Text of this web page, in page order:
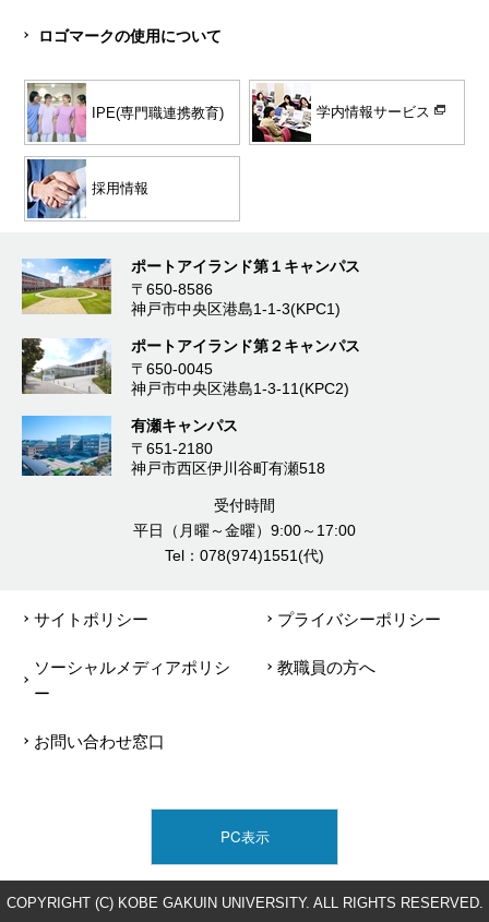
ロゴマークの使用について
IPE(専門職連携教育) 学内情報サービス
採用情報
ポートアイランド第１キャンパス
〒650-8586
神戸市中央区港島1-1-3(KPC1)
ポートアイランド第２キャンパス
〒650-0045
神戸市中央区港島1-3-11(KPC2)
有瀬キャンパス
〒651-2180
神戸市西区伊川谷町有瀬518
受付時間
平日（月曜～金曜）9:00～17:00
Tel：078(974)1551(代)
サイトポリシー プライバシーポリシー
ソーシャルメディアポリシ
ー
教職員の方へ
お問い合わせ窓口
PC表示
COPYRIGHT (C) KOBE GAKUIN UNIVERSITY. ALL RIGHTS RESERVED.